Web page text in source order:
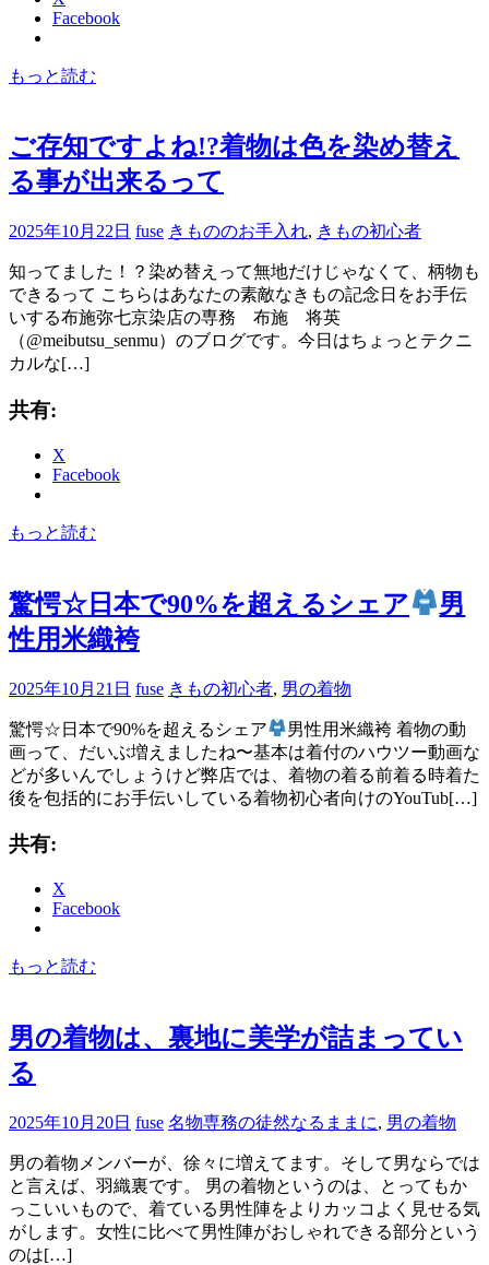
Facebook
もっと読む
ご存知ですよね!?着物は色を染め替え
る事が出来るって
2025年10月22日 fuse きもののお手入れ, きもの初心者
知ってました！？染め替えって無地だけじゃなくて、柄物も
できるって こちらはあなたの素敵なきもの記念日をお手伝
いする布施弥七京染店の専務 布施 将英
（@meibutsu_senmu）のブログです。今日はちょっとテクニ
カルな[…]
共有:
X
Facebook
もっと読む
驚愕☆日本で90%を超えるシェア
男
性用米織袴
2025年10月21日 fuse きもの初心者, 男の着物
驚愕☆日本で90%を超えるシェア
男性用米織袴 着物の動
画って、だいぶ増えましたね〜基本は着付のハウツー動画な
どが多いんでしょうけど弊店では、着物の着る前着る時着た
後を包括的にお手伝いしている着物初心者向けのYouTub[…]
共有:
X
Facebook
もっと読む
男の着物は、裏地に美学が詰まってい
る
2025年10月20日 fuse 名物専務の徒然なるままに, 男の着物
男の着物メンバーが、徐々に増えてます。そして男ならでは
と言えば、羽織裏です。 男の着物というのは、とってもか
っこいいもので、着ている男性陣をよりカッコよく見せる気
がします。女性に比べて男性陣がおしゃれできる部分という
のは[…]